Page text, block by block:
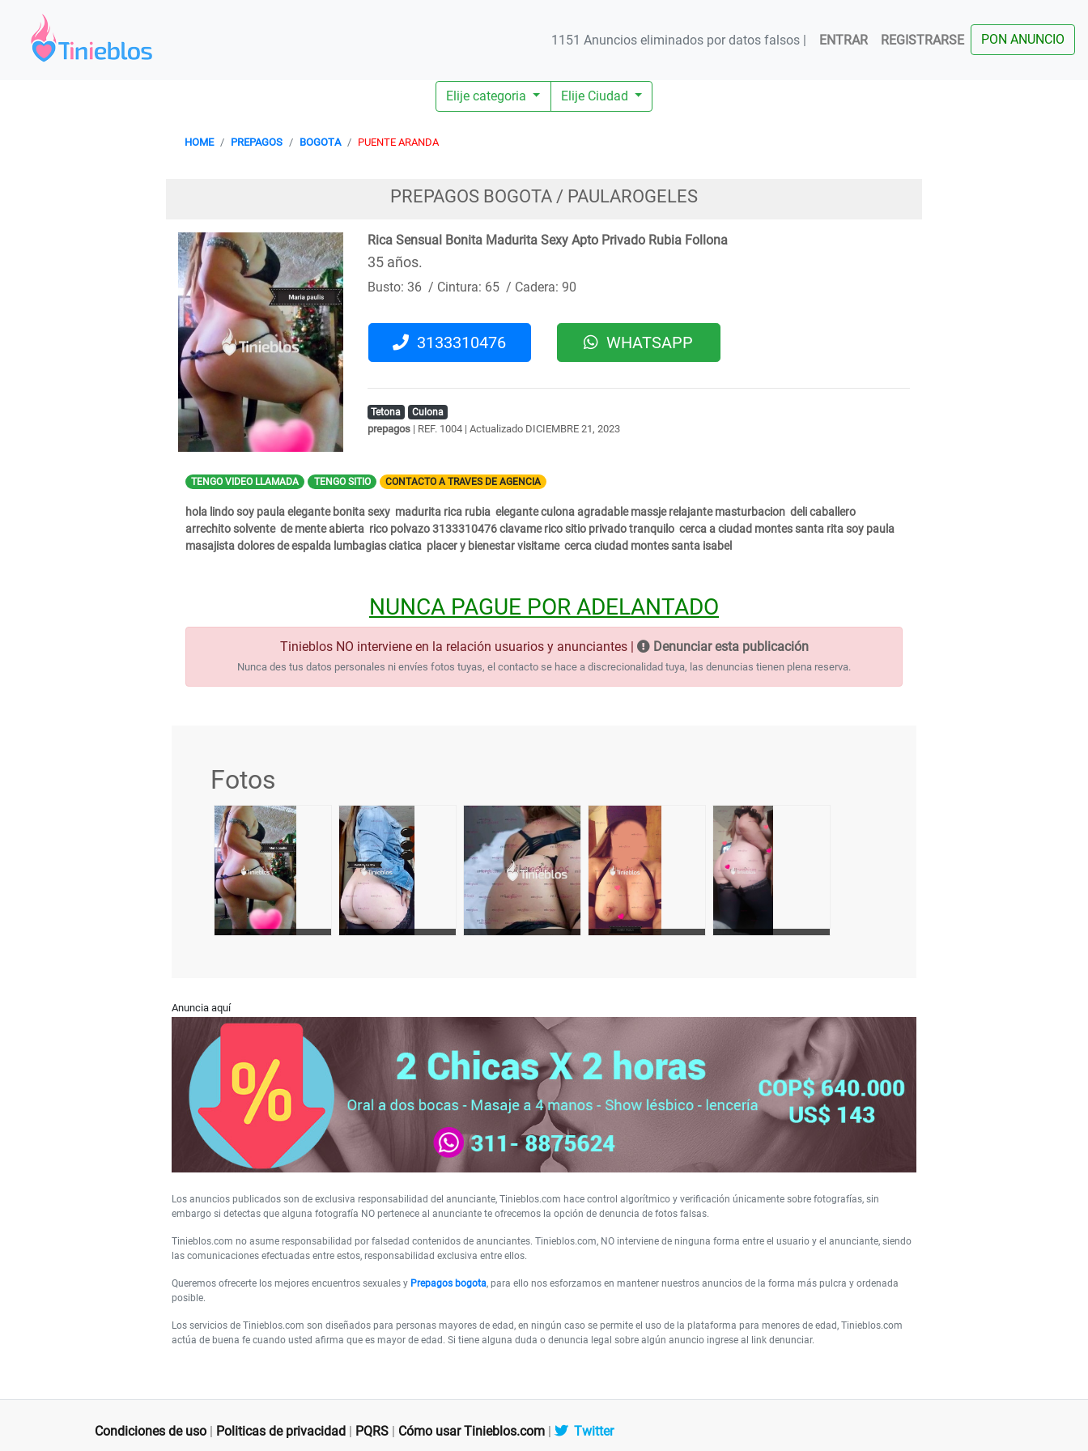
1151 Anuncios eliminados por datos falsos | ENTRAR REGISTRARSE PON ANUNCIO
Elije categoria Elije Ciudad
HOME PREPAGOS BOGOTA PUENTE ARANDA
PREPAGOS BOGOTA / PAULAROGELES
Rica Sensual Bonita Madurita Sexy Apto Privado Rubia Follona
35 años.
Busto: 36 / Cintura: 65 / Cadera: 90
3133310476 WHATSAPP
Tetona Culona
prepagos| REF. 1004 | Actualizado DICIEMBRE 21, 2023
TENGO VIDEO LLAMADA TENGO SITIO CONTACTO A TRAVES DE AGENCIA
hola lindo soy paula elegante bonita sexy madurita rica rubia elegante culona agradable massje relajante masturbacion deli caballero
arrechito solvente de mente abierta rico polvazo 3133310476 clavame rico sitio privado tranquilo cerca a ciudad montes santa rita soy paula
masajista dolores de espalda lumbagias ciatica placer y bienestar visitame cerca ciudad montes santa isabel
NUNCA PAGUE POR ADELANTADO
Tinieblos NO interviene en la relación usuarios y anunciantes | Denunciar esta publicación
Nunca des tus datos personales ni envíes fotos tuyas, el contacto se hace a discrecionalidad tuya, las denuncias tienen plena reserva.
Fotos
Anuncia aquí
Los anuncios publicados son de exclusiva responsabilidad del anunciante, Tinieblos.com hace control algorítmico y verificación únicamente sobre fotografías, sin
embargo si detectas que alguna fotografía NO pertenece al anunciante te ofrecemos la opción de denuncia de fotos falsas.
Tinieblos.com no asume responsabilidad por falsedad contenidos de anunciantes. Tinieblos.com, NO interviene de ninguna forma entre el usuario y el anunciante, siendo
las comunicaciones efectuadas entre estos, responsabilidad exclusiva entre ellos.
Queremos ofrecerte los mejores encuentros sexuales y Prepagos bogota, para ello nos esforzamos en mantener nuestros anuncios de la forma más pulcra y ordenada
posible.
Los servicios de Tinieblos.com son diseñados para personas mayores de edad, en ningún caso se permite el uso de la plataforma para menores de edad, Tinieblos.com
actúa de buena fe cuando usted afirma que es mayor de edad. Si tiene alguna duda o denuncia legal sobre algún anuncio ingrese al link denunciar.
Condiciones de uso Politicas de privacidad PQRS Cómo usar Tinieblos.com | Twitter